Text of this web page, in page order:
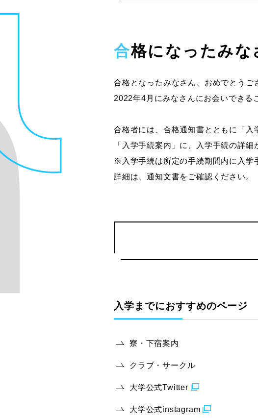
合格になったみ
合格となったみなさん、おめでとうご
2022年4月にみなさんにお会いできる
合格者には、合格通知書とともに「入
「入学手続案内」に、入学手続の詳
※入学手続は所定の手続期間内に入学
詳細は、通知文書をご確認ください。
入学までにおすすめのページ
寮・下宿案内
クラブ・サークル
大学公式Twitter
大学公式instagram